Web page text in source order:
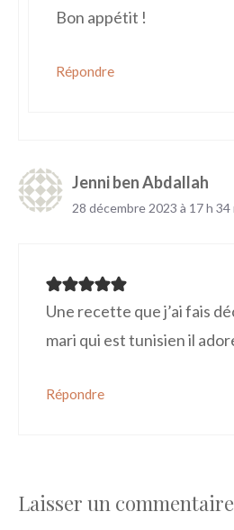
Bon appétit !
Répondre
Jenni ben Abdallah
28 décembre 2023 à 17 h 34
Une recette que j’ai fais
mari qui est tunisien il
Répondre
Laisser un commentaire